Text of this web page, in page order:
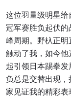
这位羽量级明星给
冠军赛胜负起伏
峰周期。野杁正明
触动了我，如今
起引领日本踢拳
负总是交替出现
家见证我的精彩表